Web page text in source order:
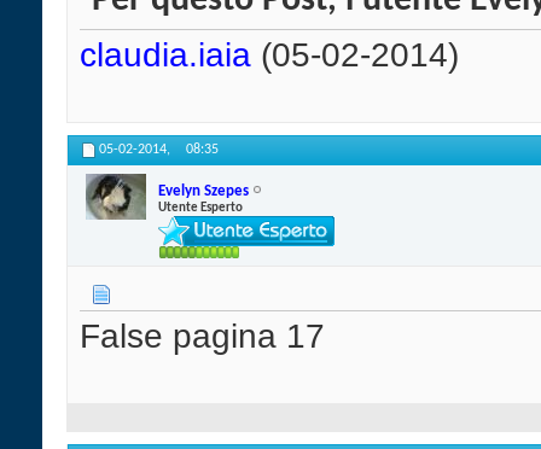
claudia.iaia (05-02-2014)
05-02-2014, 08:35
Evelyn Szepes
Utente Esperto
False pagina 17